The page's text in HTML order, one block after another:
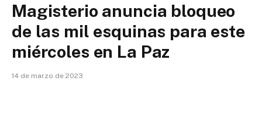
Magisterio anuncia bloqueo
de las mil esquinas para este
miércoles en La Paz
14 de marzo de 2023